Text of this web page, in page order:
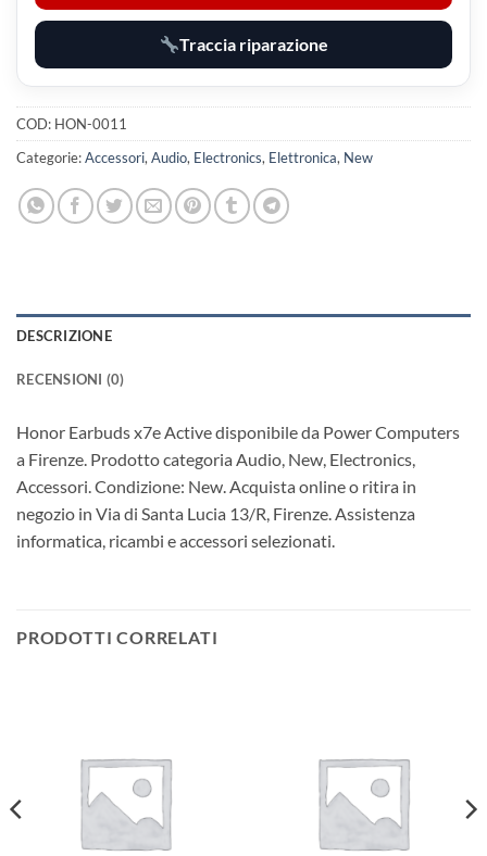
Traccia riparazione
COD: HON-0011
Categorie:Accessori, Audio, Electronics, Elettronica, New
DESCRIZIONE
RECENSIONI (0)
Honor Earbuds x7e Active disponibile da Power Computers
a Firenze. Prodotto categoria Audio, New, Electronics,
Accessori. Condizione: New. Acquista online o ritira in
negozio in Via di Santa Lucia 13/R, Firenze. Assistenza
informatica, ricambi e accessori selezionati.
PRODOTTI CORRELATI